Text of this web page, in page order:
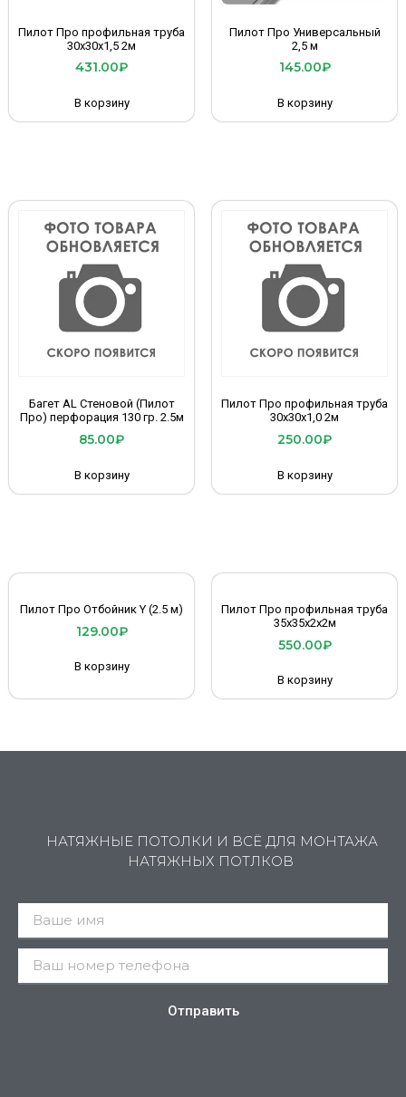
Пилот Про профильная труба
30х30х1,5 2м
431.00₽
В корзину
Пилот Про Универсальный
2,5 м
145.00₽
В корзину
Багет AL Стеновой (Пилот
Про) перфорация 130 гр. 2.5м
85.00₽
В корзину
Пилот Про профильная труба
30х30х1,0 2м
250.00₽
В корзину
Пилот Про Отбойник Y (2.5 м)
129.00₽
В корзину
Пилот Про профильная труба
35х35х2х2м
550.00₽
В корзину
НАТЯЖНЫЕ ПОТОЛКИ И ВСЁ ДЛЯ МОНТАЖА
НАТЯЖНЫХ ПОТЛКОВ
Отправить